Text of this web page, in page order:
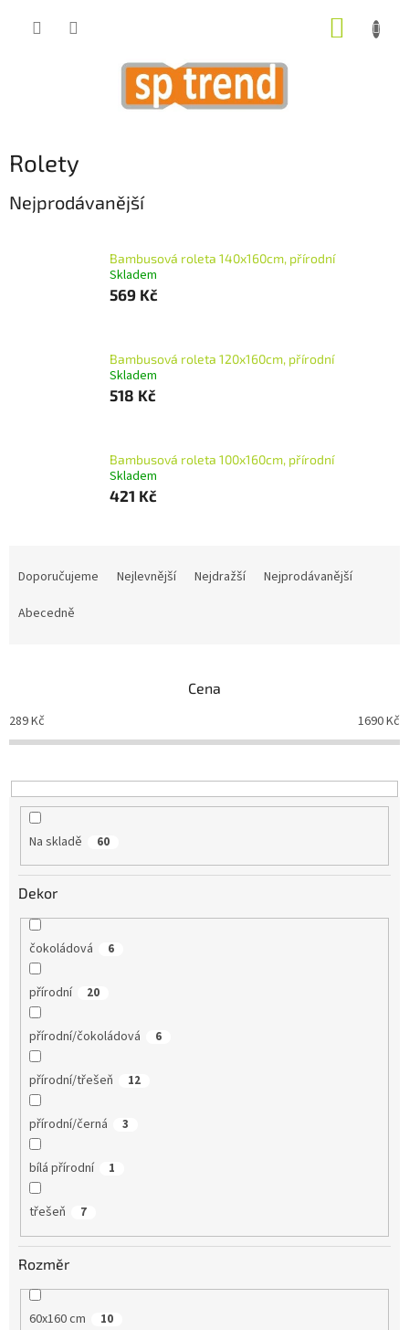
Rolety
Nejprodávanější
Bambusová roleta 140x160cm, přírodní
Skladem
569 Kč
Bambusová roleta 120x160cm, přírodní
Skladem
518 Kč
Bambusová roleta 100x160cm, přírodní
Skladem
421 Kč
o
d
k
t
Doporučujeme Nejlevnější Nejdražší
Nejprodávanější
Abecedně
Cena
289Kč 1690Kč
Na skladě 60
Dekor
čokoládová 6
přírodní 20
přírodní/čokoládová 6
přírodní/třešeň 12
přírodní/černá 3
bílá přírodní 1
třešeň 7
Rozměr
60x160 cm 10